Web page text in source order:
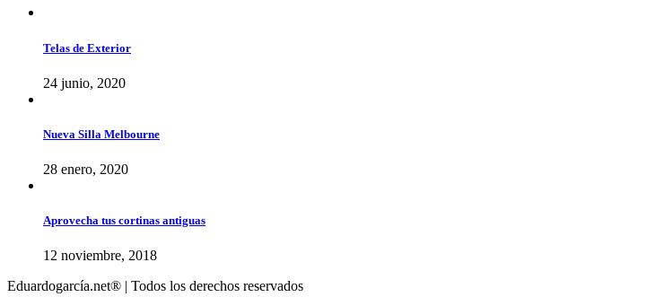
Telas de Exterior
24 junio, 2020
Nueva Silla Melbourne
28 enero, 2020
Aprovecha tus cortinas antiguas
12 noviembre, 2018
Eduardogarcía.net® | Todos los derechos reservados